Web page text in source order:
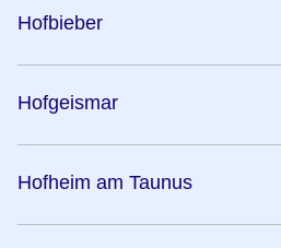
Hofbieber
Hofgeismar
Hofheim am Taunus